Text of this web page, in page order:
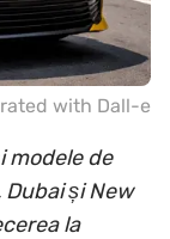
with Dall-e
modele de
și New
la